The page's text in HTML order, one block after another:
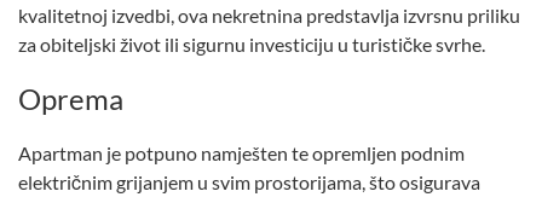
kvalitetnoj izvedbi, ova nekretnina predstavlja izvrsnu priliku
za obiteljski život ili sigurnu investiciju u turističke svrhe.
Oprema
Apartman je potpuno namješten te opremljen podnim
električnim grijanjem u svim prostorijama, što osigurava